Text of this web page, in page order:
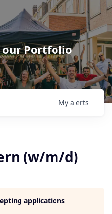
Portfolio
My alerts
(w/m/d)
applications